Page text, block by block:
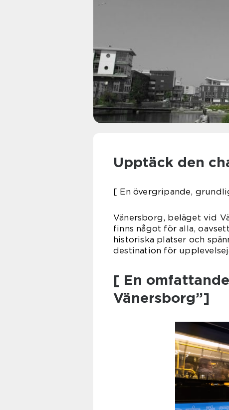
Upptäck den
[ En övergripande,
Vänersborg, beläget vid
finns något för alla,
historiska platser och
destination för
[ En
Vänersborg”]